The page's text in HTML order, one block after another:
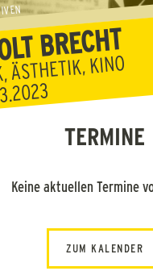
BRECHT
ÄSTHETIK, KINO
TERMINE
Keine aktuellen Termine
ZUM KALENDER